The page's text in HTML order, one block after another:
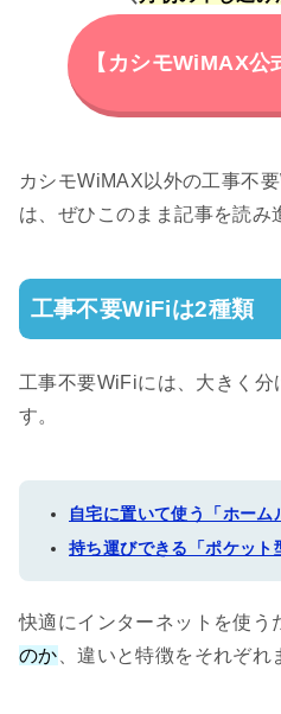
【カシモWiMAX
カシモWiMAX以外の工事不
は、ぜひこのまま記事を読み
工事不要WiFiは2種類
工事不要WiFiには、大きく分
す。
自宅に置いて使う「ホーム
持ち運びできる「ポケット
快適にインターネットを使う
のか 、違いと特徴をそれぞれ